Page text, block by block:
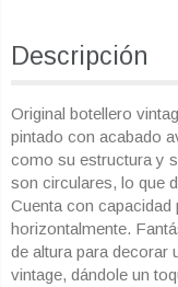
Descripción
Original botellero
pintado con acabado
como su estructura y
son circulares, lo que
Cuenta con
horizontalmente.
de altura para decorar
vintage, dándole un